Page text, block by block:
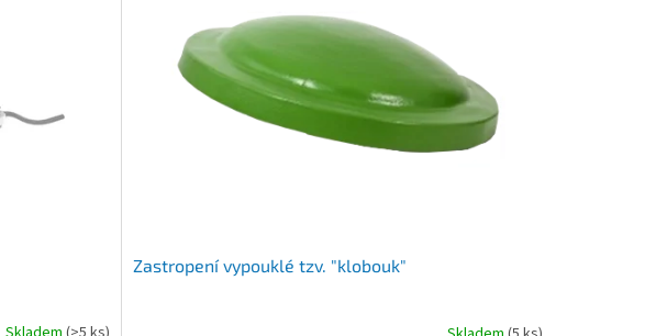
Zastropení vypouklé tzv. "klobouk"